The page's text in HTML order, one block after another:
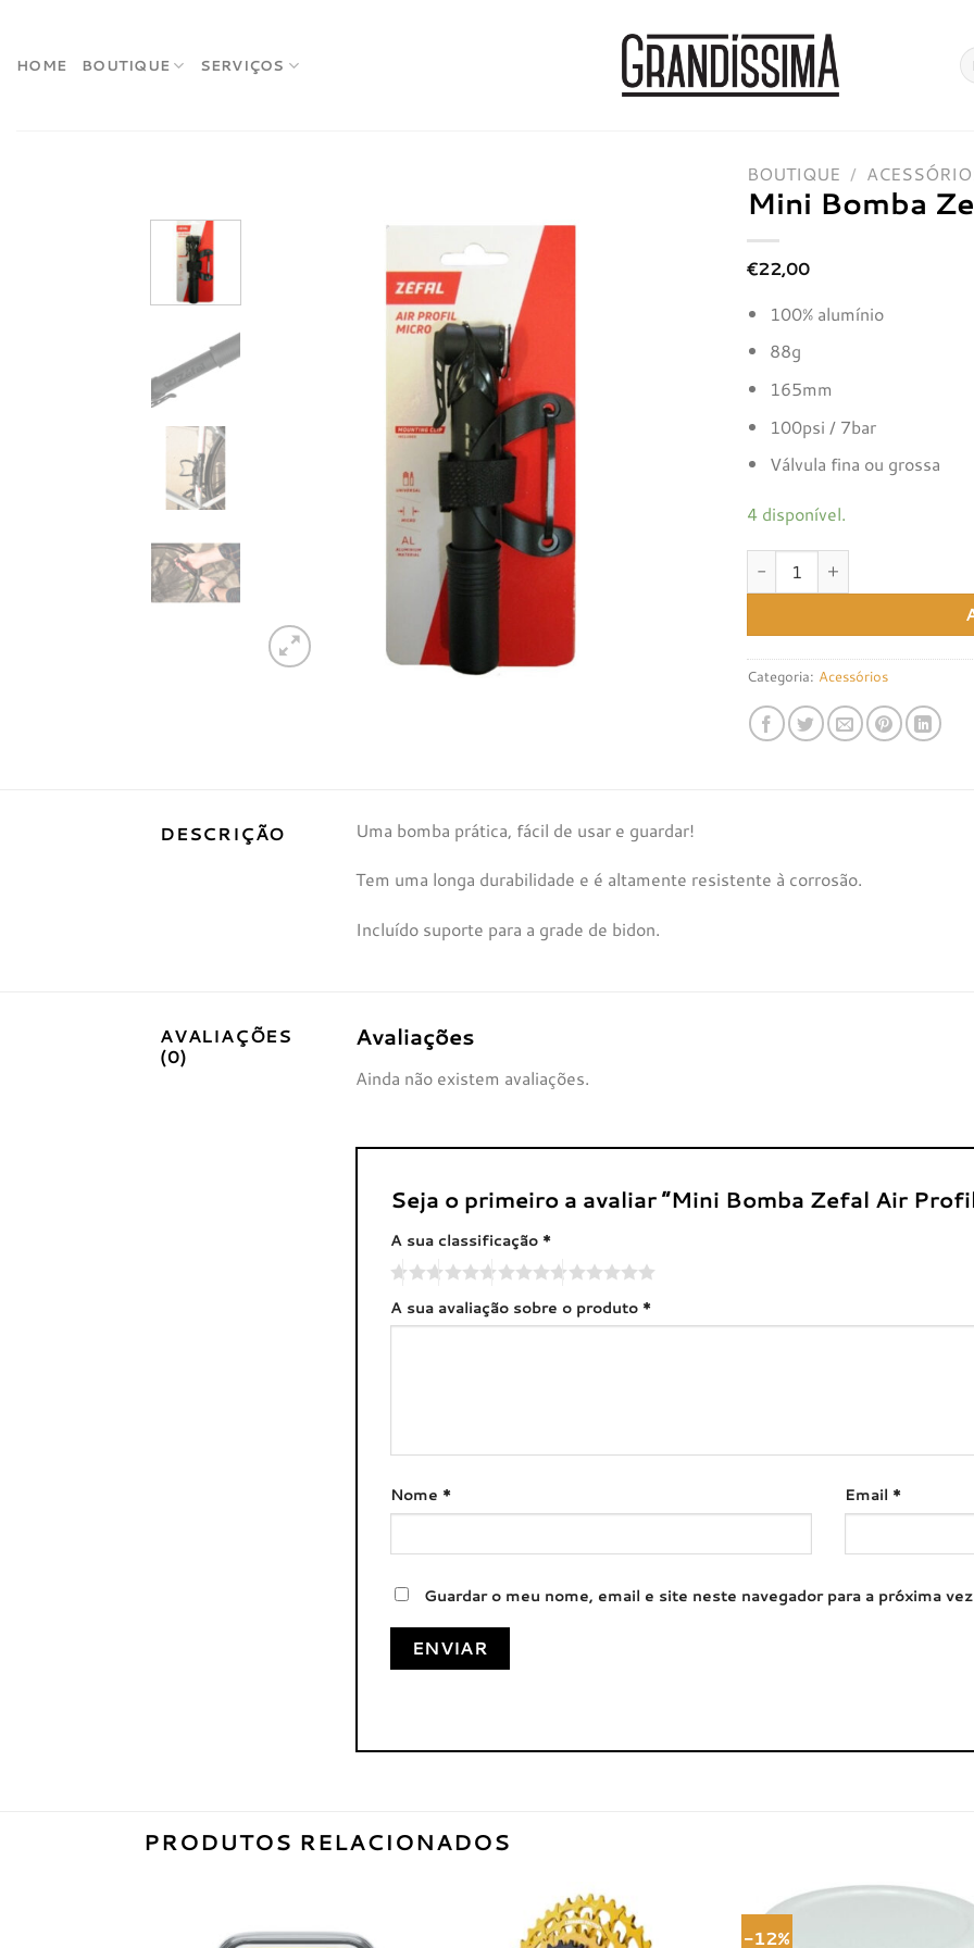
content
HOME BOUTIQUE SERVIÇOS
BOUTIQUE /
Mini Bomba
€22,00
100% alumínio
88g
165mm
100psi / 7bar
Válvula fina ou grossa
4 disponível.
Quantidade de Mini Bomba
Categoria: Acessórios
DESCRIÇÃO
Uma bomba prática, fácil de usar e guardar!
Tem uma longa durabilidade e é altamente resistente à corrosão.
Incluído suporte para a grade de bidon.
AVALIAÇÕES
(0)
Avaliações
Ainda não existem avaliações.
Seja o primeiro a avaliar “Mini Bomba Zefal Air
A sua classificação *
A sua avaliação sobre o produto *
Nome * Email *
Guardar o meu nome, email e site neste navegador para a próxima
PRODUTOS RELACIONADOS
Adicionar
Adicionar
-12%